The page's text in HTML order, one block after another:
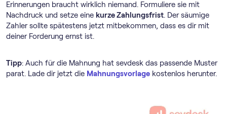
Erinnerungen braucht wirklich niemand. Formuliere sie mit
Nachdruck und setze eine kurze Zahlungsfrist. Der säumige
Zahler sollte spätestens jetzt mitbekommen, dass es dir mit
deiner Forderung ernst ist.
Tipp: Auch für die Mahnung hat sevdesk das passende Muster
parat. Lade dir jetzt die Mahnungsvorlage kostenlos herunter.